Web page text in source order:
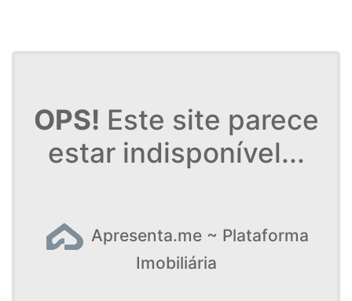
OPS! Este site parece
estar indisponível...
Apresenta.me ~ Plataforma
Imobiliária